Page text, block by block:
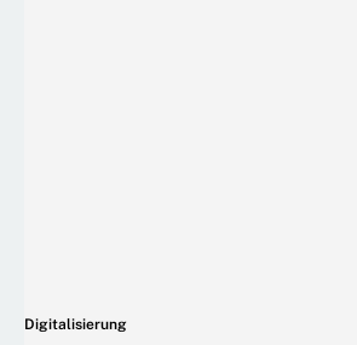
Digitalisierung